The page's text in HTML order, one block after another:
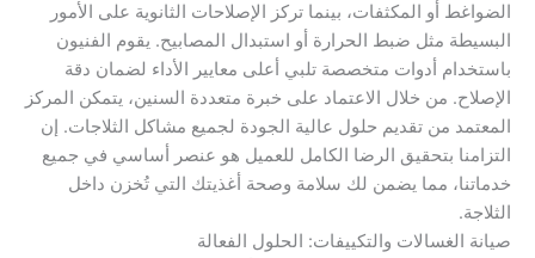
الضواغط أو المكثفات، بينما تركز الإصلاحات الثانوية على الأمور
البسيطة مثل ضبط الحرارة أو استبدال المصابيح. يقوم الفنيون
باستخدام أدوات متخصصة تلبي أعلى معايير الأداء لضمان دقة
الإصلاح. من خلال الاعتماد على خبرة متعددة السنين، يتمكن المركز
المعتمد من تقديم حلول عالية الجودة لجميع مشاكل الثلاجات. إن
التزامنا بتحقيق الرضا الكامل للعميل هو عنصر أساسي في جميع
خدماتنا، مما يضمن لك سلامة وصحة أغذيتك التي تُخزن داخل
الثلاجة.
صيانة الغسالات والتكييفات: الحلول الفعالة